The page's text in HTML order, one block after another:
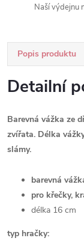
Naší výdejnu
Popis produktu
Detailní
Barevná vážka ze
zvířata. Délka
slámy.
barevná
pro křečky,
délka 16 cm
typ hračky: